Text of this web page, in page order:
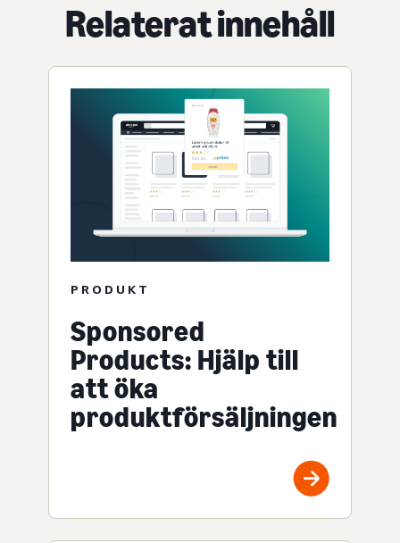
Relaterat innehåll
PRODUKT
Sponsored
Products: Hjälp till
att öka
produktförsäljningen